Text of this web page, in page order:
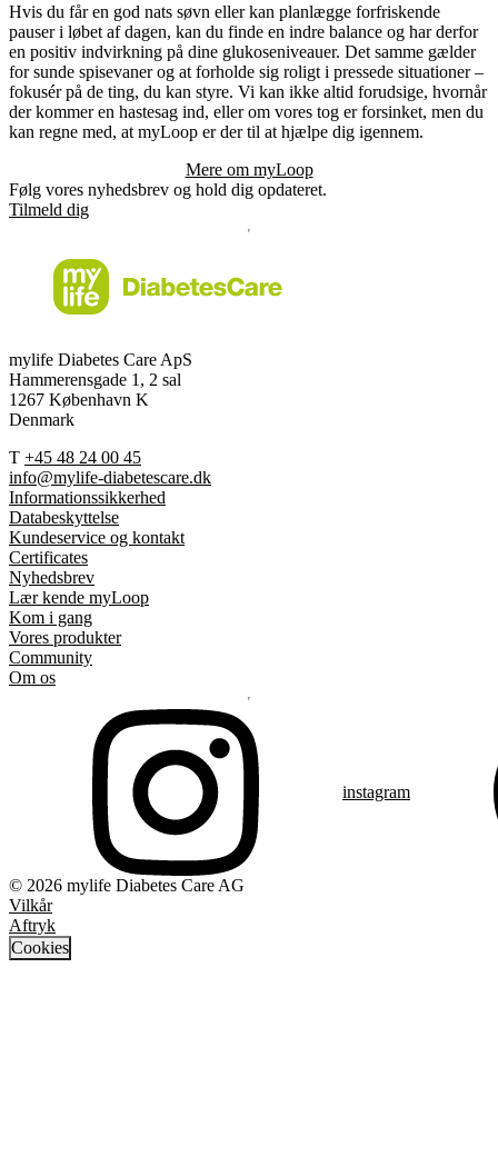
Hvis du får en god nats søvn eller kan planlægge forfriskende
pauser i løbet af dagen, kan du finde en indre balance og har derfor
en positiv indvirkning på dine glukoseniveauer. Det samme gælder
for sunde spisevaner og at forholde sig roligt i pressede situationer –
fokusér på de ting, du kan styre. Vi kan ikke altid forudsige, hvornår
der kommer en hastesag ind, eller om vores tog er forsinket, men du
kan regne med, at myLoop er der til at hjælpe dig igennem.
Mere om myLoop
Følg vores nyhedsbrev og hold dig opdateret.
Tilmeld dig
mylife Diabetes Care ApS
Hammerensgade 1, 2 sal
1267 København K
Denmark
T +45 48 24 00 45
info@mylife-diabetescare.dk
Informationssikkerhed
Databeskyttelse
Kundeservice og kontakt
Certificates
Nyhedsbrev
Lær kende myLoop
Kom i gang
Vores produkter
Community
Om os
instagram
© 2026 mylife Diabetes Care AG
Vilkår
Aftryk
Cookies